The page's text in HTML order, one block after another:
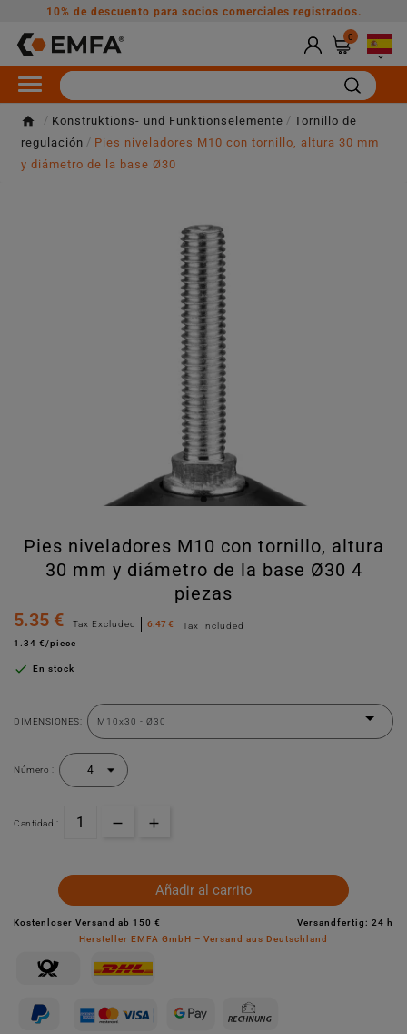
10% de descuento para socios comerciales registrados.
0

Konstruktions- und Funktionselemente
Tornillo de
regulación
Pies niveladores M10 con tornillo, altura 30 mm
y diámetro de la base Ø30
Pies niveladores M10 con tornillo, altura
30 mm y diámetro de la base Ø30 4
piezas
5.35 €
Tax Excluded 6.47 €
Tax Included
1.34 €/piece
 En stock
DIMENSIONES:
Número :
Cantidad :
Añadir al carrito
Kostenloser Versand ab 150 €
Versandfertig: 24 h
Hersteller EMFA GmbH – Versand aus Deutschland